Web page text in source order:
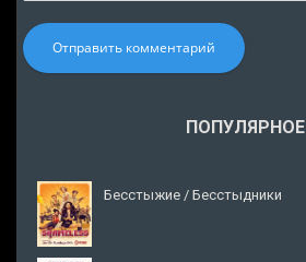
Отправить комментарий
ПОПУЛЯРНОЕ
Бесстыжие / Бесстыдники